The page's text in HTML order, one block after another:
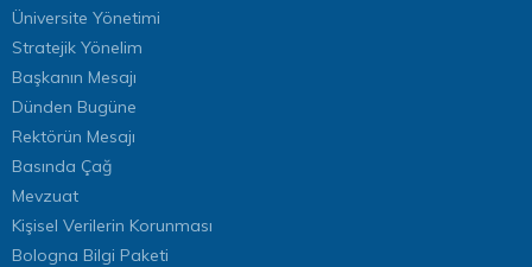
Üniversite Yönetimi
Stratejik Yönelim
Başkanın Mesajı
Dünden Bugüne
Rektörün Mesajı
Basında Çağ
Mevzuat
Kişisel Verilerin Korunması
Bologna Bilgi Paketi